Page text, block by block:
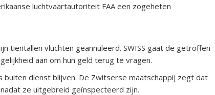
luchtvaartautoriteit FAA een zogeheten
tientallen vluchten geannuleerd. SWISS gaat de getroffen
aan om hun geld terug te vragen.
buiten dienst blijven. De Zwitserse maatschappij zegt dat
ze uitgebreid geïnspecteerd zijn.